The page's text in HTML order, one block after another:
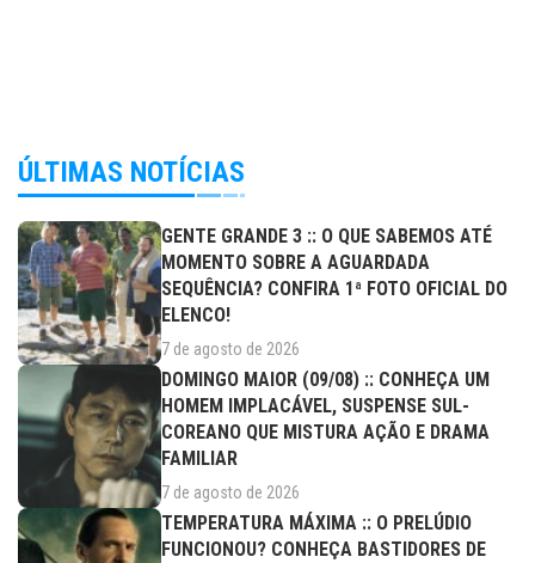
ÚLTIMAS NOTÍCIAS
GENTE GRANDE 3 :: O QUE SABEMOS ATÉ
MOMENTO SOBRE A AGUARDADA
SEQUÊNCIA? CONFIRA 1ª FOTO OFICIAL DO
ELENCO!
7 de agosto de 2026
DOMINGO MAIOR (09/08) :: CONHEÇA UM
HOMEM IMPLACÁVEL, SUSPENSE SUL-
COREANO QUE MISTURA AÇÃO E DRAMA
FAMILIAR
7 de agosto de 2026
TEMPERATURA MÁXIMA :: O PRELÚDIO
FUNCIONOU? CONHEÇA BASTIDORES DE